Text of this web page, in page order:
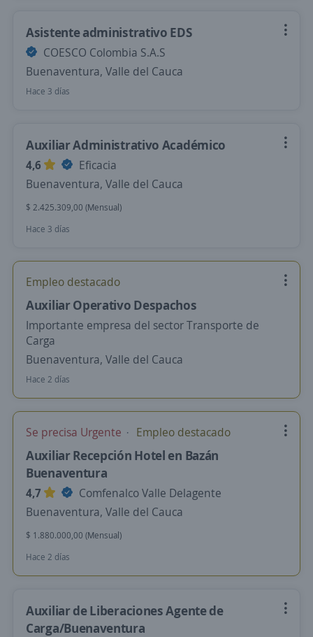
Asistente administrativo EDS
COESCO Colombia S.A.S
Buenaventura, Valle del Cauca
Hace 3 días
Auxiliar Administrativo Académico
4,6
Eficacia
Buenaventura, Valle del Cauca
$ 2.425.309,00 (Mensual)
Hace 3 días
Empleo destacado
Auxiliar Operativo Despachos
Importante empresa del sector Transporte de
Carga
Buenaventura, Valle del Cauca
Hace 2 días
Se precisa Urgente Empleo destacado
Auxiliar Recepción Hotel en Bazán
Buenaventura
4,7
Comfenalco Valle Delagente
Buenaventura, Valle del Cauca
$ 1.880.000,00 (Mensual)
Hace 2 días
Auxiliar de Liberaciones Agente de
Carga/Buenaventura